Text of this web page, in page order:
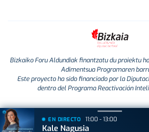
Bizkaiko Foru Aldundiak finantzatu du proiektu
Adimentsua Programaren
Este proyecto ha sido financiado por la
dentro del Programa Reactivación
EN DIRECTO 11:00 - 13:00
Kale Nagusia